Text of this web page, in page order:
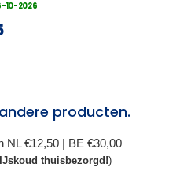
10-2026
producten.
NL €12,50 | BE €30,00
IJskoud thuisbezorgd!)